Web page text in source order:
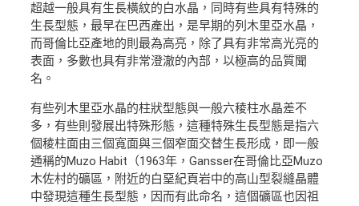
超越一般具有生長橫紋的白水晶，同時有些具有特殊的
生長型態，最早在巴西產出，是早期的列木里亞水晶，
而哥倫比亞產地的則最為高亮，除了具有非常高光亮的
表面，多數也具有非常澄澈的內部，以極高的品質聞
名。
有些列木里亞水晶的柱狀型態與一般六稜柱水晶差不
多，有些則發展出特殊形態，這種特殊生長型態是指六
個稜柱面由三個寬面與三個窄面交替生長形成，即一般
通稱的Muzo Habit（1963年，Gansser在哥倫比亞Muzo
木佐村的礦區，附近的白堊紀頁岩中的高山型裂縫晶體
中發現這種生長型態，因而有此命名，這個礦區也因祖